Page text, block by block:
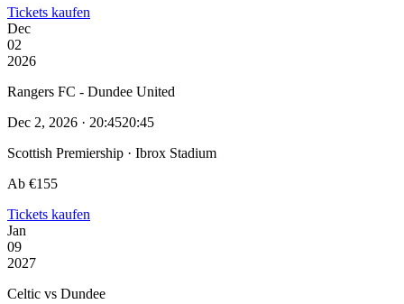
Tickets kaufen
Dec
02
2026
Rangers FC - Dundee United
Dec 2, 2026 · 20:4520:45
Scottish Premiership · Ibrox Stadium
Ab €155
Tickets kaufen
Jan
09
2027
Celtic vs Dundee